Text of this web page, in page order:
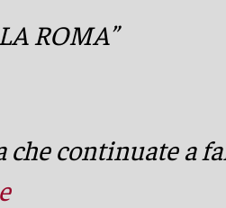
ROMA”
che continuate a